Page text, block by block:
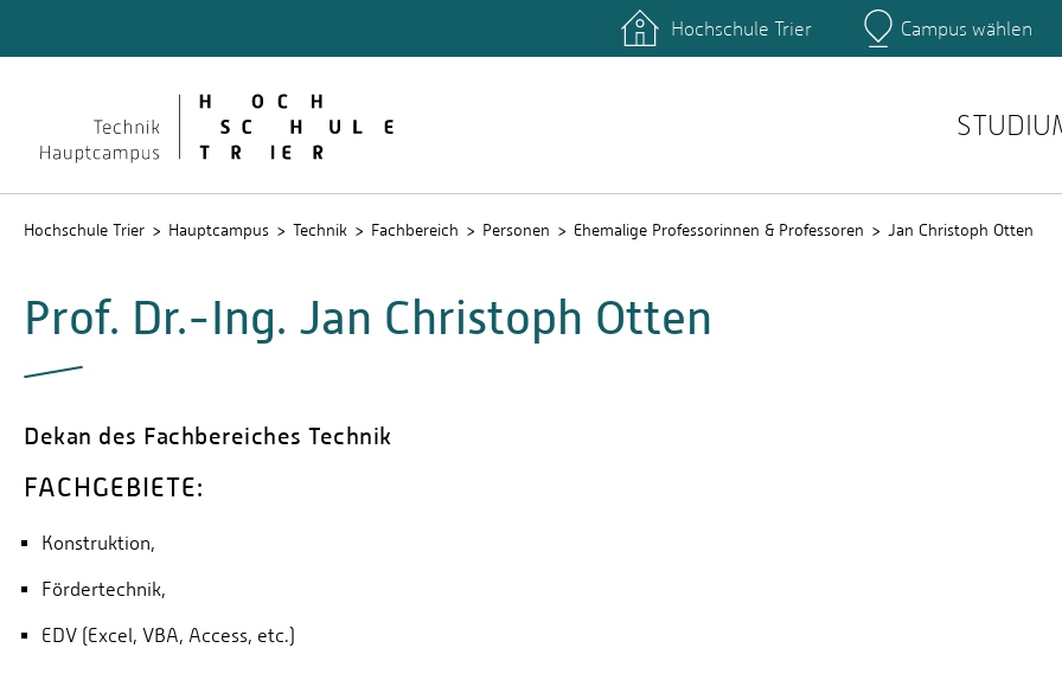
Rechenzentrum
Hochschule Trier Campus wählen
Hochschule Trier Hauptcampus Technik Fachbereich Personen Ehemalige Professorinnen & Professoren Jan Christoph Otten
Prof. Dr.-Ing. Jan Christoph Otten
Dekan des Fachbereiches Technik
FACHGEBIETE:
Konstruktion,
Fördertechnik,
EDV (Excel, VBA, Access, etc.)